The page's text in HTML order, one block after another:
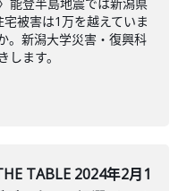
被害は1万を越えていま
。新潟大学災害・復興科
ます。
TABLE 2024年2月1